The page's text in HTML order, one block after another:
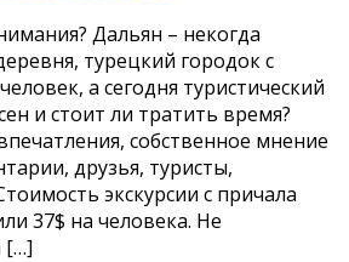
Дальян – некогда
турецкий городок с
а сегодня туристический
и стоит ли тратить время?
собственное мнение
друзья, туристы,
экскурсии с причала
37$ на человека. Не
[…]